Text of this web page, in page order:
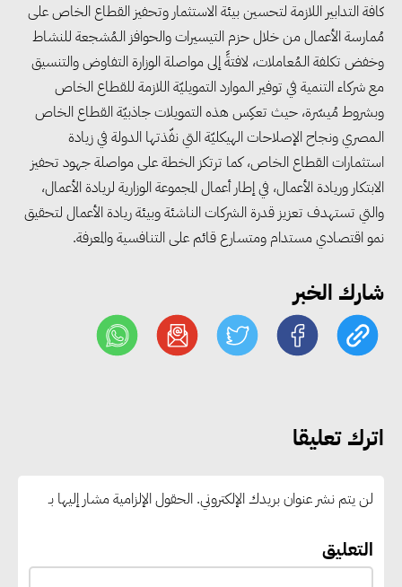
كافة التدابير اللازمة لتحسين بيئة الاستثمار وتحفيز القطاع الخاص على
مُمارسة الأعمال من خلال حزم التيسيرات والحوافز الـمُشجعة للنشاط
وخفض تكلفة الـمُعاملات، لافتةً إلى مواصلة الوزارة التفاوض والتنسيق
مع شركاء التنمية في توفير الـموارد التمويليّة اللازمة للقطاع الخاص
وبشروط مُيسّرة، حيث تعكِس هذه التمويلات جاذبيّة القطاع الخاص
الـمصري ونجاح الإصلاحات الهيكليّة التي نفّذتها الدولة في زيادة
استثمارات القطاع الخاص، كما ترتكز الخطة على مواصلة جهود تحفيز
الابتكار وريادة الأعمال، في إطار أعمال المجموعة الوزارية لريادة الأعمال،
والتي تستهدف تعزيز قدرة الشركات الناشئة وبيئة ريادة الأعمال لتحقيق
نمو اقتصادي مستدام ومتسارع قائم على التنافسية والمعرفة.
شارك الخبر
اترك تعليقا
لن يتم نشر عنوان بريدك الإلكتروني. الحقول الإلزامية مشار إليها بـ
التعليق
وزيرا التخطيط والبترول يبحثان
تعزيز أمن الطاقة وزيادة الإنتاج
والاستثمارات ضمن خطة التنمية
الاقتصادية لعام 2026/2027
«التضامن» تتعامل مع 552 بلاغًا
خلال يوليو.. إنقاذ كبار بلا مأوى ولم
شمل مواطن بأسرته وحماية سيدة
«التضامن» تطلق مبادرة «بكرة
المدرسة.. الخير في مصر» لتوفير
التجارة والاستثمارات والتعاون في
بالوقود منخفض الكربون